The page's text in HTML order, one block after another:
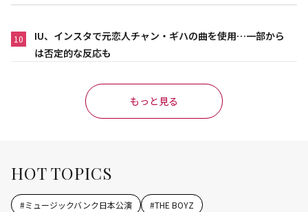
10
IU、インスタで元恋人チャン・ギハの曲を使用…一部から
は否定的な反応も
もっと見る
HOT TOPICS
#ミュージックバンク日本公演 #THE BOYZ